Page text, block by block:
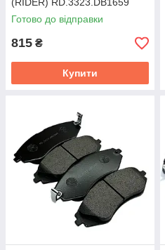
Готово до відправки
815 ₴
Купити